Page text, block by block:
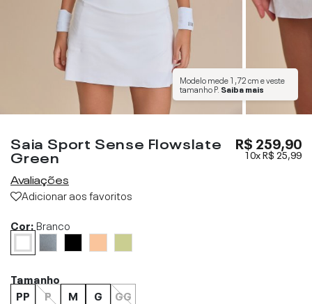
Modelo mede1,72 cme veste
tamanhoP. Saiba mais
Saia Sport Sense Flowslate
Green
Avaliações
Adicionar aos favoritos
R$ 259,90
10xR$ 25,99
Cor:Branco
Tamanho
PP
P M G GG